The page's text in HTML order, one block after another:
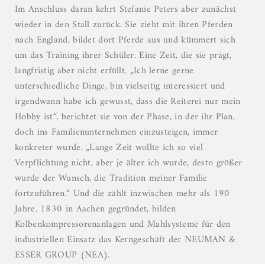
Im Anschluss daran kehrt Stefanie Peters aber zunächst
wieder in den Stall zurück. Sie zieht mit ihren Pferden
nach England, bildet dort Pferde aus und kümmert sich
um das Training ihrer Schüler. Eine Zeit, die sie prägt,
langfristig aber nicht erfüllt. „Ich lerne gerne
unterschiedliche Dinge, bin vielseitig interessiert und
irgendwann habe ich gewusst, dass die Reiterei nur mein
Hobby ist“, berichtet sie von der Phase, in der ihr Plan,
doch ins Familienunternehmen einzusteigen, immer
konkreter wurde. „Lange Zeit wollte ich so viel
Verpflichtung nicht, aber je älter ich wurde, desto größer
wurde der Wunsch, die Tradition meiner Familie
fortzuführen.“ Und die zählt inzwischen mehr als 190
Jahre. 1830 in Aachen gegründet, bilden
Kolbenkompressorenanlagen und Mahlsysteme für den
industriellen Einsatz das Kerngeschäft der NEUMAN &
ESSER GROUP (NEA).